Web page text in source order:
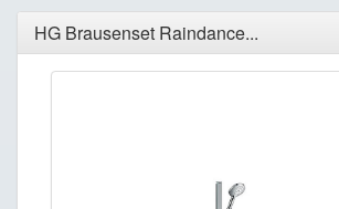
HG Brausenset Raindance...